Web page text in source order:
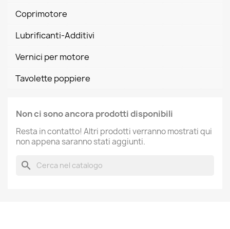
Coprimotore
Lubrificanti-Additivi
Vernici per motore
Tavolette poppiere
Non ci sono ancora prodotti disponibili
Resta in contatto! Altri prodotti verranno mostrati qui
non appena saranno stati aggiunti.
search